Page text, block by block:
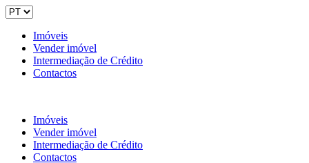
Imóveis
Vender imóvel
Intermediação de Crédito
Contactos
Imóveis
Vender imóvel
Intermediação de Crédito
Contactos